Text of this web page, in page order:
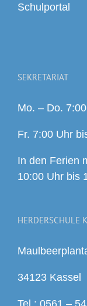
Schulportal
SEKRETARIAT
Mo. – Do.
Fr. 7:00 Uhr
In den Ferien
10:00 Uhr bis
HERDERSCHULE
34123 Kassel
Tel.: 0561 –